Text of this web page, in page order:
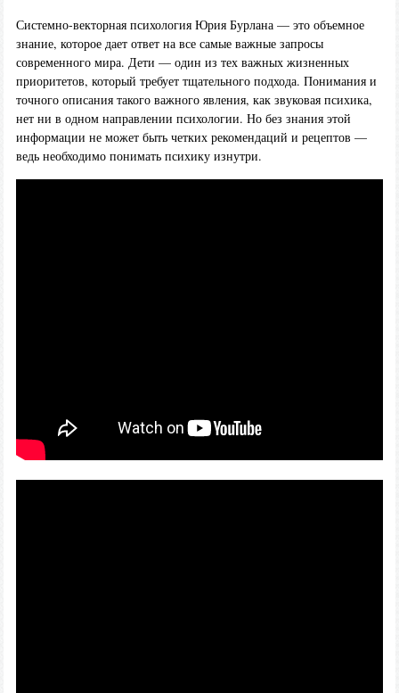
Системно-векторная психология Юрия Бурлана — это объемное
знание, которое дает ответ на все самые важные запросы
современного мира. Дети — один из тех важных жизненных
приоритетов, который требует тщательного подхода. Понимания и
точного описания такого важного явления, как звуковая психика,
нет ни в одном направлении психологии. Но без знания этой
информации не может быть четких рекомендаций и рецептов —
ведь необходимо понимать психику изнутри.